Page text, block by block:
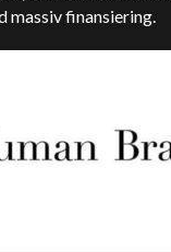
massiv finansiering.